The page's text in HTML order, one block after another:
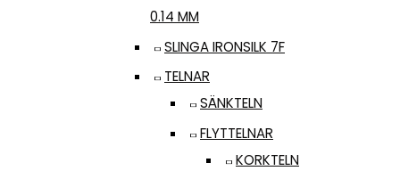
0.14 MM
SLINGA IRONSILK 7F
TELNAR
SÄNKTELN
FLYTTELNAR
KORKTELN